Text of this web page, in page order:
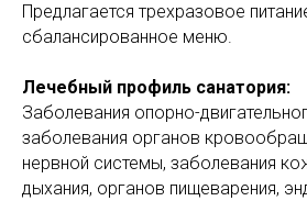
Предлагается трехразовое
сбалансированное меню.
Лечебный профиль санатория:
Заболевания опорно-
заболевания органов
нервной системы, заболевания
дыхания, органов пищеварения,